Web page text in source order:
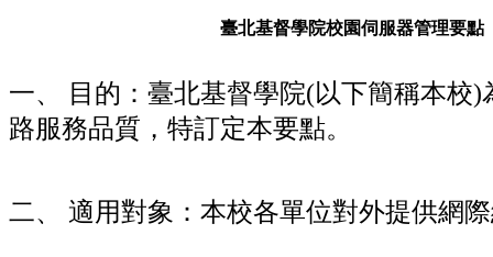
臺北基督學院校園伺服器管理要點
一、 目的：臺北基督學院(以下簡稱本校
路服務品質，特訂定本要點。
二、 適用對象：本校各單位對外提供網